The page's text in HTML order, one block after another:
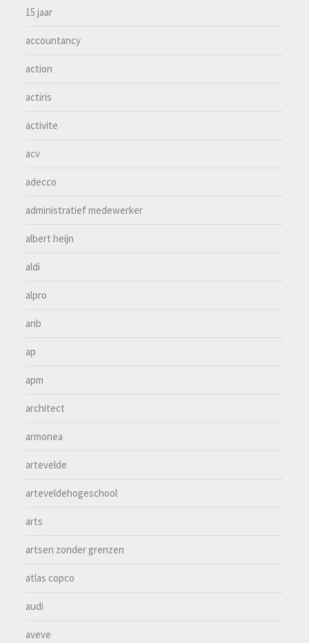
15 jaar
accountancy
action
actiris
activite
acv
adecco
administratief medewerker
albert heijn
aldi
alpro
anb
ap
apm
architect
armonea
artevelde
arteveldehogeschool
arts
artsen zonder grenzen
atlas copco
audi
aveve